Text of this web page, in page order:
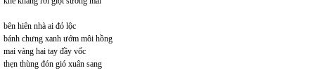
bên hiên nhà ai đỏ lộc
bánh chưng xanh ướm môi hồng
mai vàng hai tay đầy vốc
thẹn thùng đón gió xuân sang